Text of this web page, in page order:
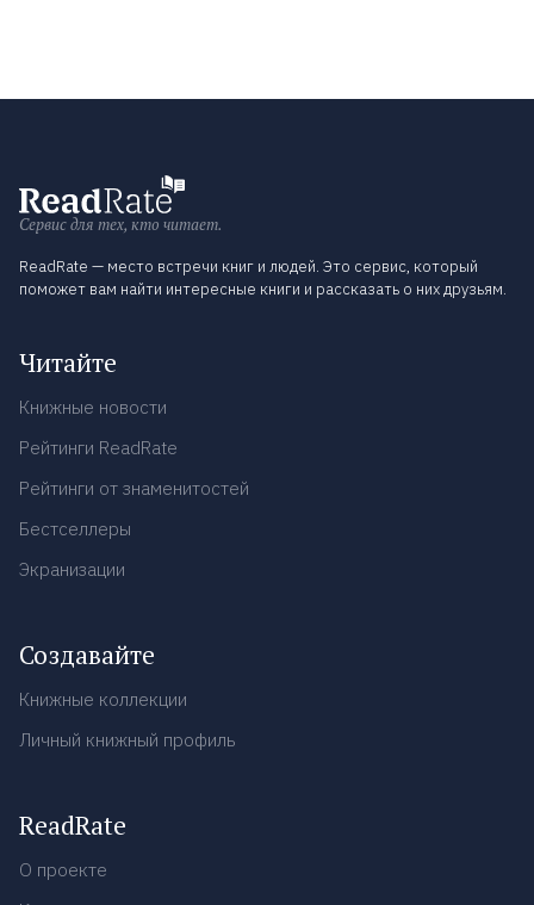
Сервис для тех, кто читает.
ReadRate — место встречи книг и людей. Это сервис, который
поможет вам найти интересные книги и рассказать о них друзьям.
Читайте
Книжные новости
Рейтинги ReadRate
Рейтинги от знаменитостей
Бестселлеры
Экранизации
Создавайте
Книжные коллекции
Личный книжный профиль
ReadRate
О проекте